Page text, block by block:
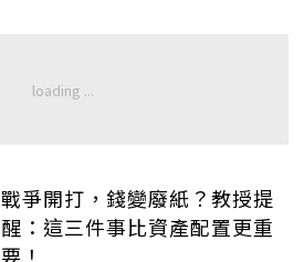
戰爭開打，錢變廢紙？教授提
醒：這三件事比資產配置更重
要！